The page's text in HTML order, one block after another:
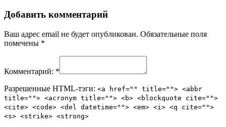
Добавить комментарий
Ваш адрес email не будет опубликован. Обязательные поля
помечены *
Комментарий: *
Разрешенные HTML-тэги: <a href="" title=""> <abbr
title=""> <acronym title=""> <b> <blockquote cite="">
<cite> <code> <del datetime=""> <em> <i> <q cite="">
<s> <strike> <strong>